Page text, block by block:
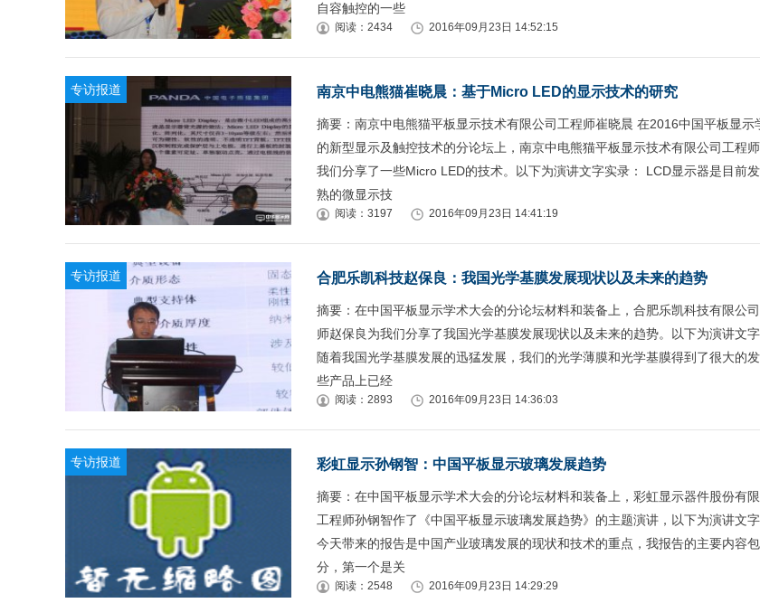
自容触控的一些
阅读：2434 2016年09月23日 14:52:15
专访报道 南京中电熊猫崔晓晨：基于Micro LED的显示技术的研究
摘要：南京中电熊猫平板显示技术有限公司工程师崔晓晨 在2016中国平板显示
的新型显示及触控技术的分论坛上，南京中电熊猫平板显示技术有限公司工程
我们分享了一些Micro LED的技术。以下为演讲文字实录： LCD显示器是目前
熟的微显示技
阅读：3197 2016年09月23日 14:41:19
专访报道 合肥乐凯科技赵保良：我国光学基膜发展现状以及未来的趋势
摘要：在中国平板显示学术大会的分论坛材料和装备上，合肥乐凯科技有限公
师赵保良为我们分享了我国光学基膜发展现状以及未来的趋势。以下为演讲文字
随着我国光学基膜发展的迅猛发展，我们的光学薄膜和光学基膜得到了很大的
些产品上已经
阅读：2893 2016年09月23日 14:36:03
专访报道 彩虹显示孙钢智：中国平板显示玻璃发展趋势
摘要：在中国平板显示学术大会的分论坛材料和装备上，彩虹显示器件股份有
工程师孙钢智作了《中国平板显示玻璃发展趋势》的主题演讲，以下为演讲文字
今天带来的报告是中国产业玻璃发展的现状和技术的重点，我报告的主要内容
分，第一个是关
阅读：2548 2016年09月23日 14:29:29